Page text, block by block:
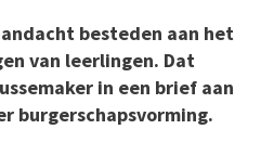
besteden aan het
van leerlingen. Dat
in een brief aan
burgerschapsvorming.